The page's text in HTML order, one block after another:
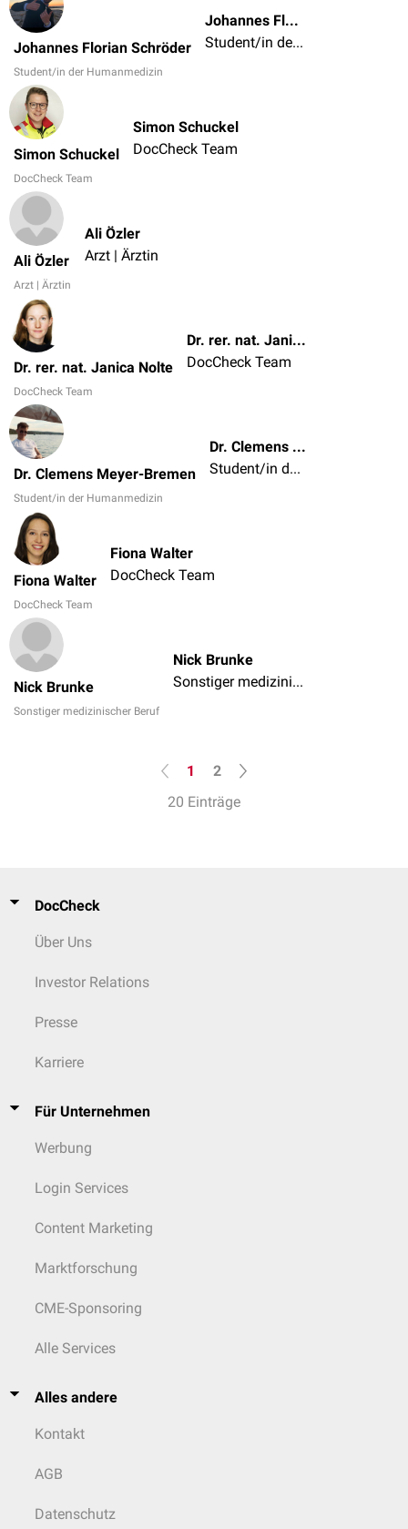
Johannes Florian Schröder
Student/in der Humanmedizin
Johannes Florian Schröder
Student/in der Humanmedizin
Simon Schuckel
DocCheck Team
Simon Schuckel
DocCheck Team
Ali Özler
Arzt | Ärztin
Ali Özler
Arzt | Ärztin
Dr. rer. nat. Janica Nolte
DocCheck Team
Dr. rer. nat. Janica Nolte
DocCheck Team
Dr. Clemens Meyer-Bremen
Student/in der Humanmedizin
Dr. Clemens Meyer-Bremen
Student/in der Humanmedizin
Fiona Walter
DocCheck Team
Fiona Walter
DocCheck Team
Nick Brunke
Sonstiger medizinischer Beruf
Nick Brunke
Sonstiger medizinischer Beruf
1
2
20 Einträge
DocCheck
Über Uns
Investor Relations
Presse
Karriere
Für Unternehmen
Werbung
Login Services
Content Marketing
Marktforschung
CME-Sponsoring
Alle Services
Alles andere
Kontakt
AGB
Datenschutz